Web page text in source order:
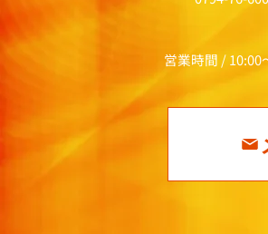
営業時間 /